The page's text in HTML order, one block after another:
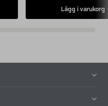
Lägg i varukorg